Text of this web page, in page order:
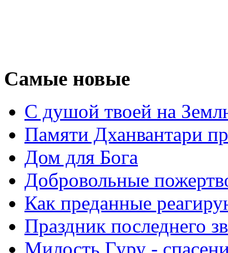
Самые новые
С душой твоей на
Памяти Дханвантари
Дом для Бога
Добровольные
Как преданные
Праздник последнего